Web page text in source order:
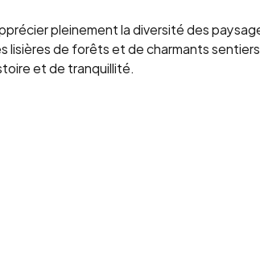
pleinement la diversité des
lisières de forêts et de charmants
et de tranquillité.